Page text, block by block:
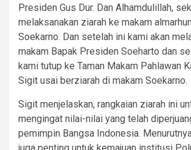
Presiden Gus Dur. Dan Alhamdulillah,
melaksanakan ziarah ke makam
Soekarno. Dan setelah ini kami akan
makam Bapak Presiden Soeharto dan
kami tutup ke Taman Makam Pahlawan
Sigit usai berziarah di makam Soekarno.
Sigit menjelaskan, rangkaian ziarah ini
mengingat nilai-nilai yang telah
pemimpin Bangsa Indonesia.